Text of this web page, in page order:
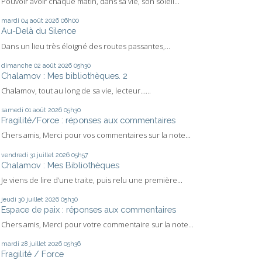
mardi 04 août 2026 06h00
Au-Delà du Silence
Dans un lieu très éloigné des routes passantes,...
dimanche 02 août 2026 05h30
Chalamov : Mes bibliothèques. 2
Chalamov, tout au long de sa vie, lecteur…...
samedi 01 août 2026 05h30
Fragilité/Force : réponses aux commentaires
Chers amis, Merci pour vos commentaires sur la note...
vendredi 31 juillet 2026 05h57
Chalamov : Mes Bibliothèques
Je viens de lire d’une traite, puis relu une première...
jeudi 30 juillet 2026 05h30
Espace de paix : réponses aux commentaires
Chers amis, Merci pour votre commentaire sur la note...
mardi 28 juillet 2026 05h36
Fragilité / Force